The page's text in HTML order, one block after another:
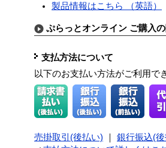
製品情報はこちら （英語）
ぷらっとオンライン ご購入
支払方法について
以下のお支払い方法がご利用で
売掛取引(後払い) 銀行振込(